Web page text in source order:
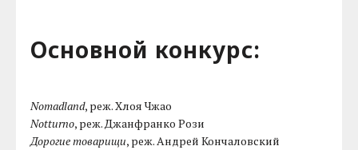
Основной конкурс:
Nomadland, реж. Хлоя Чжао
Notturno, реж. Джанфранко Рози
Дорогие товарищи, реж. Андрей Кончаловский